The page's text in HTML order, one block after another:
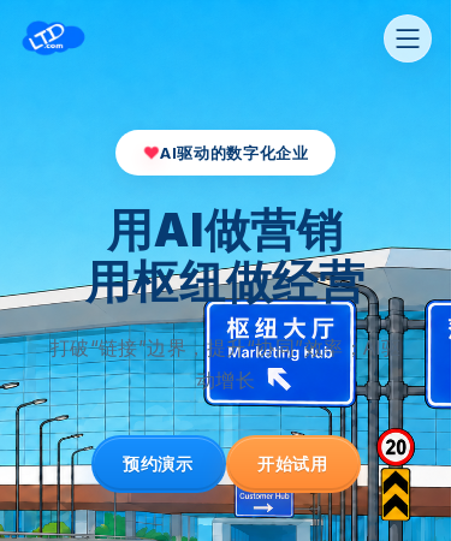
❤AI驱动的数字化企业
用AI做营销
用枢纽做经营
打破“链接”边界，提升“协同”效率；AI驱
动增长
预约演示 开始试用